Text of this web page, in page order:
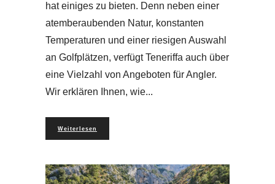
hat einiges zu bieten. Denn neben einer
atemberaubenden Natur, konstanten
Temperaturen und einer riesigen Auswahl
an Golfplätzen, verfügt Teneriffa auch über
eine Vielzahl von Angeboten für Angler.
Wir erklären Ihnen, wie
Weiterlesen